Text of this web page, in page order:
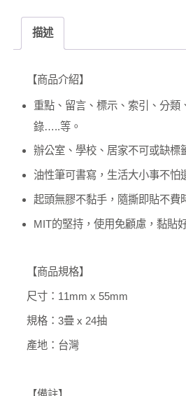
描述
【商品介紹】
重點、留言、標示、索引、分類
錄…..等。
辦公室、學校、居家不可或缺標
油性筆可書寫，生活大小事不怕
起頭無膠不黏手，隨撕即貼不費
MIT的堅持，使用免顧慮，黏貼
【商品規格】
尺寸：11mm x 55mm
規格：3疊 x 24抽
產地：台灣